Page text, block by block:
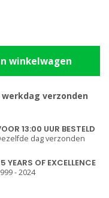
winkelwagen
verzonden
13:00 UUR BESTELD
dag verzonden
YEARS OF EXCELLENCE
- 2024